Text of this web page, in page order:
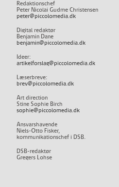
Redaktionschef
Peter Nicolai Gudme Christensen
peter@piccolomedia.dk
Digital redaktør
Benjamin Dane
benjamin@piccolomedia.dk
Ideer:
artikelforslag@piccolomedia.dk
Læserbreve:
brev@piccolomedia.dk
Art direction
Stine Sophie Birch
sophie@piccolomedia.dk
Ansvarshavende
Niels-Otto Fisker,
kommunikationschef i DSB.
DSB-redaktør
Gregers Lohse